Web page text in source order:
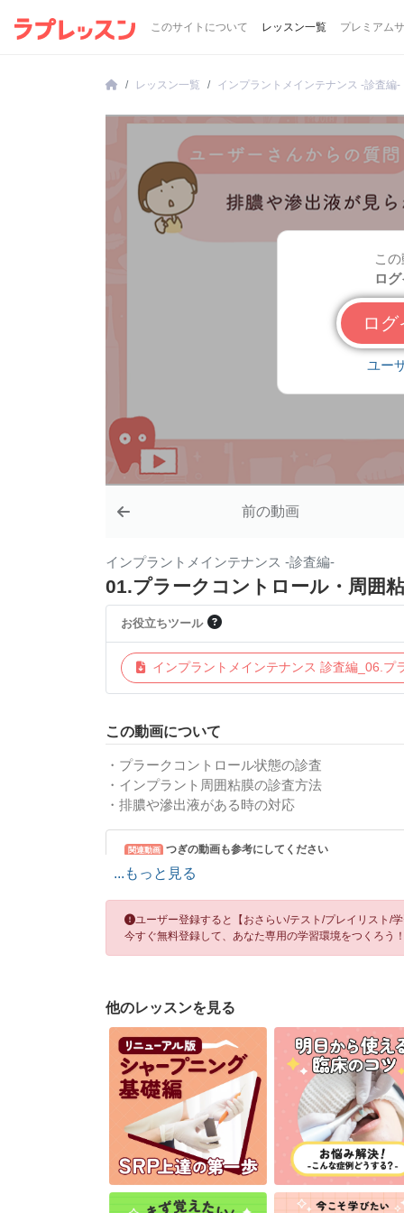
このサイトについて レッスン一覧 プレミアム
レッスン一覧 インプラントメインテナンス -診査編-
こ
ロ
ロ
ユー
前の動画
インプラントメインテナンス -診査編-
01.プラークコントロール・周囲
お役立ちツール
インプラントメインテナンス 診査編_06.プ
この動画について
・プラークコントロール状態の診査
・インプラント周囲粘膜の診査方法
・排膿や滲出液がある時の対応
関連動画 つぎの動画も参考にしてください
...もっと見る
ユーザー登録すると【おさらい/テスト/プレイリスト/
今すぐ無料登録して、あなた専用の学習環境をつくろう
他のレッスンを見る